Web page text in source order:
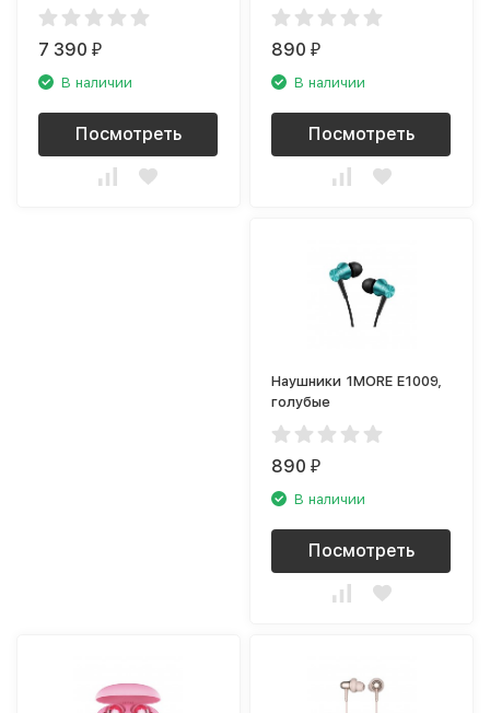
7 390₽
В наличии
Посмотреть
890₽
В наличии
Посмотреть
Наушники 1MORE E1009,
голубые
890₽
В наличии
Посмотреть